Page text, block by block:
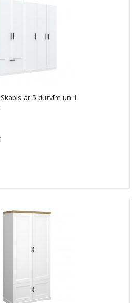
ar 5 durvīm un 1